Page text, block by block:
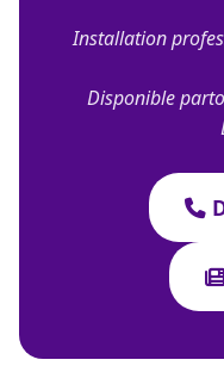
Installation
Disponible